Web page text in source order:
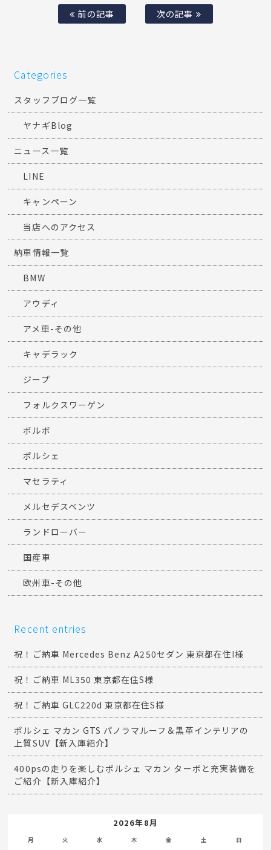
前の記事 次の記事
Categories
スタッフブログ一覧
ヤナギBlog
ニュース一覧
LINE
キャンペーン
当店へのアクセス
納車情報一覧
BMW
アウディ
アメ車-その他
キャデラック
ジープ
フォルクスワーゲン
ボルボ
ポルシェ
マセラティ
メルセデスベンツ
ランドローバー
国産車
欧州車-その他
Recent entries
祝！ご納車 Mercedes Benz A250セダン 東京都在住I様
祝！ご納車 ML350 東京都在住S様
祝！ご納車 GLC220d 東京都在住S様
ポルシェ マカン GTS パノラマルーフ＆黒革インテリアの
上質SUV【新入庫紹介】
400psの走りを楽しむポルシェ マカン ターボと充実装備を
ご紹介【新入庫紹介】
2026年8月
月 火 水 木 金 土 日